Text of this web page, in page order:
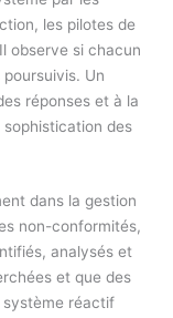
les pilotes de
observe si chacun
Un
réponses et à la
sophistication des
dans la gestion
non-conformités,
analysés et
et que des
système réactif